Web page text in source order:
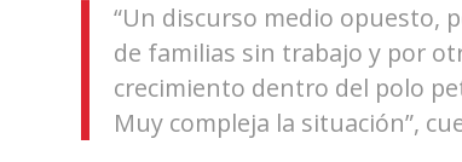
“Un discurso medio opuesto,
de familias sin trabajo y por
crecimiento dentro del polo
Muy compleja la situación”,